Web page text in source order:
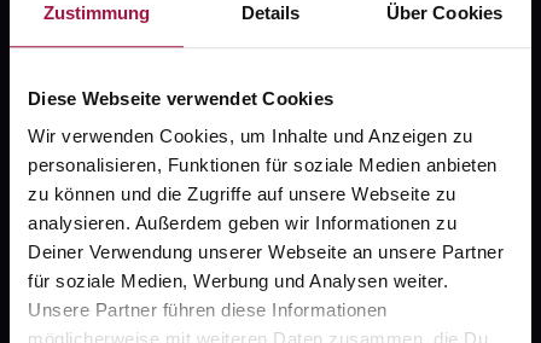
Zustimmung Details Über Cookies
Diese Webseite verwendet Cookies
Wir verwenden Cookies, um Inhalte und Anzeigen zu
personalisieren, Funktionen für soziale Medien anbieten
zu können und die Zugriffe auf unsere Webseite zu
analysieren. Außerdem geben wir Informationen zu
Deiner Verwendung unserer Webseite an unsere Partner
für soziale Medien, Werbung und Analysen weiter.
Unsere Partner führen diese Informationen
Über uns
Karriere